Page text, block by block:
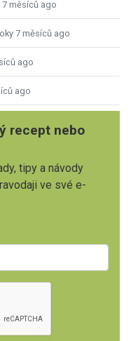
7 měsíců ago
7 měsíců ago
ago
ago
recept nebo
tipy a návody
ve své e-